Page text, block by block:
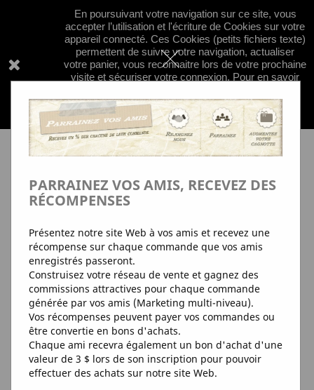
En poursuivant votre navigation sur ce site, vous
accepter l’utilisation et l'écriture de Cookies sur votre
appareil connecté. Ces Cookies (petits fichiers texte)
permettent de suivre votre navigation, actualiser
votre panier, vous reconnaitre lors de votre prochaine
visite et sécuriser votre connexion. Pour en savoir
savoir plus sur nos regles de confidentialité
concernant les cookies; clquez
ici
shopping_cart


PARRAINEZ VOS AMIS, RECEVEZ DES
RÉCOMPENSES
Présentez notre site Web à vos amis et recevez une
récompense sur chaque commande que vos amis
enregistrés passeront.
Construisez votre réseau de vente et gagnez des
commissions attractives pour chaque commande
générée par vos amis (Marketing multi-niveau).
Vos récompenses peuvent payer vos commandes ou
être convertie en bons d'achats.
Chaque ami recevra également un bon d'achat d'une
valeur de 3 $ lors de son inscription pour pouvoir
effectuer des achats sur notre site Web.